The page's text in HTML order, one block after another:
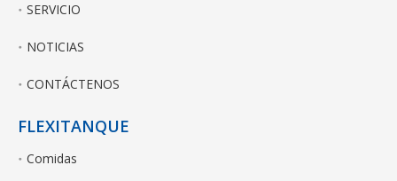
SERVICIO
NOTICIAS
CONTÁCTENOS
FLEXITANQUE
Comidas